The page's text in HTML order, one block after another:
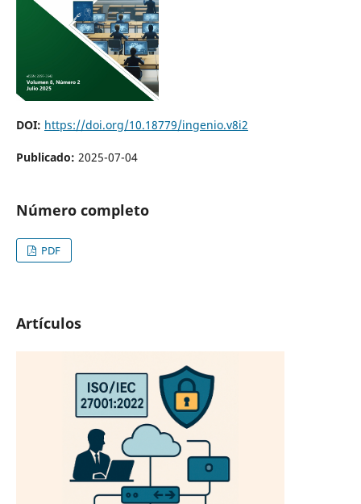
DOI: https://doi.org/10.18779/ingenio.v8i2
Publicado: 2025-07-04
Número completo
PDF
Artículos